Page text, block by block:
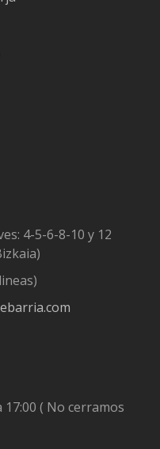
4-5-6-8-10 y 12
17:00 ( No cerramos